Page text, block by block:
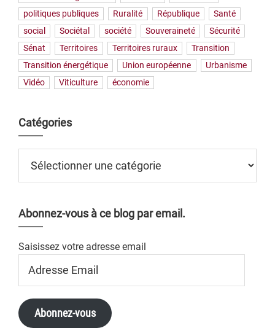
politiques publiques
Ruralité République
Santé
social
Sociétal société Souveraineté
Sécurité
Sénat
Territoires Territoires ruraux
Transition
Transition énergétique
Union européenne
Urbanisme
Vidéo
Viticulture économie
Catégories
Abonnez-vous à ce blog par email.
Saisissez votre adresse email
Email
Abonnez-vous